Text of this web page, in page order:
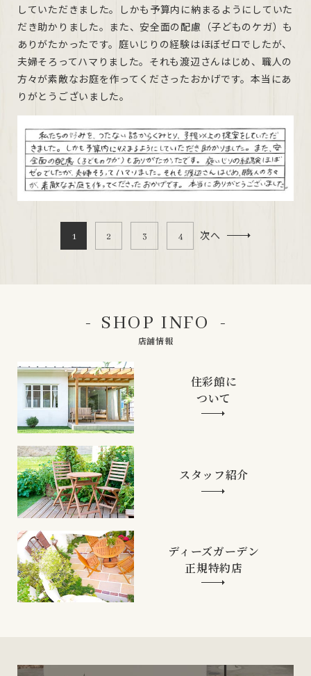
していただきました。しかも予算内に納まるようにしていた
だき助かりました。また、安全面の配慮（子どものケガ）も
ありがたかったです。庭いじりの経験はほぼゼロでしたが、
夫婦そろってハマりました。それも渡辺さんはじめ、職人の
方々が素敵なお庭を作ってくださったおかげです。本当にあ
りがとうございました。
1 2 3 4 次へ
SHOP INFO
店舗情報
住彩館に
ついて
スタッフ紹介
ディーズガーデン
正規特約店